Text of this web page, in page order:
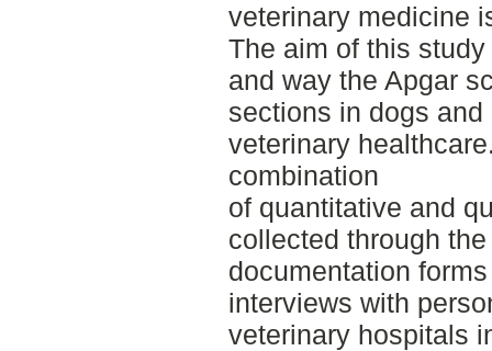
veterinary medicine
The aim of this
and way the Apgar
sections in dogs
veterinary
combination
of quantitative and
collected through
documentation
interviews with
veterinary hospitals